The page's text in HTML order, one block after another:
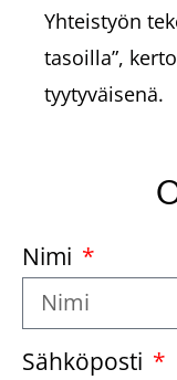
Yhteistyön
tasoilla”,
tyytyväisenä.
Nimi
Sähköposti